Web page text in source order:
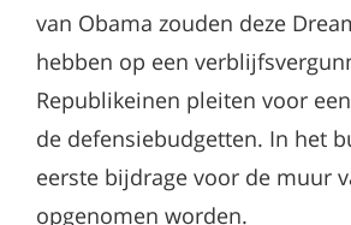
van Obama zouden deze
hebben op een
Republikeinen pleiten voor
de defensiebudgetten. In het
eerste bijdrage voor de muur
opgenomen worden.